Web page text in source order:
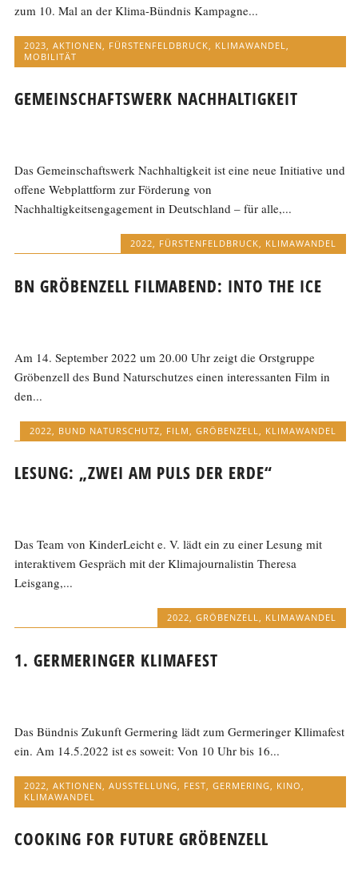
zum 10. Mal an der Klima-Bündnis Kampagne...
2023,AKTIONEN, FÜRSTENFELDBRUCK, KLIMAWANDEL,
MOBILITÄT
GEMEINSCHAFTSWERK NACHHALTIGKEIT
Das Gemeinschaftswerk Nachhaltigkeit ist eine neue Initiative und
offene Webplattform zur Förderung von
Nachhaltigkeitsengagement in Deutschland – für alle,...
2022, FÜRSTENFELDBRUCK, KLIMAWANDEL
BN GRÖBENZELL FILMABEND: INTO THE ICE
Am 14. September 2022 um 20.00 Uhr zeigt die Orstgruppe
Gröbenzell des Bund Naturschutzes einen interessanten Film in
den...
2022 BUND NATURSCHUTZ FILM GRÖBENZELL KLIMAWANDEL
LESUNG: „ZWEI AM PULS DER ERDE“
Das Team von KinderLeicht e. V. lädt ein zu einer Lesung mit
interaktivem Gespräch mit der Klimajournalistin Theresa
Leisgang,...
2022, GRÖBENZELL, KLIMAWANDEL
1. GERMERINGER KLIMAFEST
Das Bündnis Zukunft Germering lädt zum Germeringer Kllimafest
ein. Am 14.5.2022 ist es soweit: Von 10 Uhr bis 16...
2022 ,AKTIONEN ,AUSSTELLUNG FEST ,GERMERING KINO
KLIMAWANDEL
COOKING FOR FUTURE GRÖBENZELL